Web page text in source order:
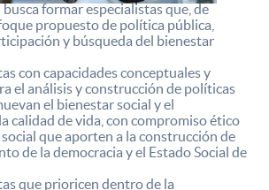
busca formar especialistas que, de
propuesto de política pública,
y búsqueda del bienestar
con capacidades conceptuales y
el análisis y construcción de políticas
el bienestar social y el
calidad de vida, con compromiso ético
que aporten a la construcción de
de la democracia y el Estado Social de
que prioricen dentro de la